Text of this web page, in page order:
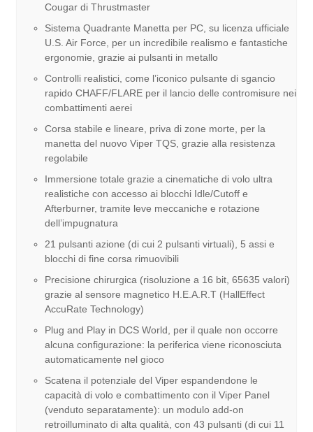
Cougar di Thrustmaster
Sistema Quadrante Manetta per PC, su licenza ufficiale
U.S. Air Force, per un incredibile realismo e fantastiche
ergonomie, grazie ai pulsanti in metallo
Controlli realistici, come l’iconico pulsante di sgancio
rapido CHAFF/FLARE per il lancio delle contromisure nei
combattimenti aerei
Corsa stabile e lineare, priva di zone morte, per la
manetta del nuovo Viper TQS, grazie alla resistenza
regolabile
Immersione totale grazie a cinematiche di volo ultra
realistiche con accesso ai blocchi Idle/Cutoff e
Afterburner, tramite leve meccaniche e rotazione
dell’impugnatura
21 pulsanti azione (di cui 2 pulsanti virtuali), 5 assi e
blocchi di fine corsa rimuovibili
Precisione chirurgica (risoluzione a 16 bit, 65635 valori)
grazie al sensore magnetico H.E.A.R.T (HallEffect
AccuRate Technology)
Plug and Play in DCS World, per il quale non occorre
alcuna configurazione: la periferica viene riconosciuta
automaticamente nel gioco
Scatena il potenziale del Viper espandendone le
capacità di volo e combattimento con il Viper Panel
(venduto separatamente): un modulo add-on
retroilluminato di alta qualità, con 43 pulsanti (di cui 11